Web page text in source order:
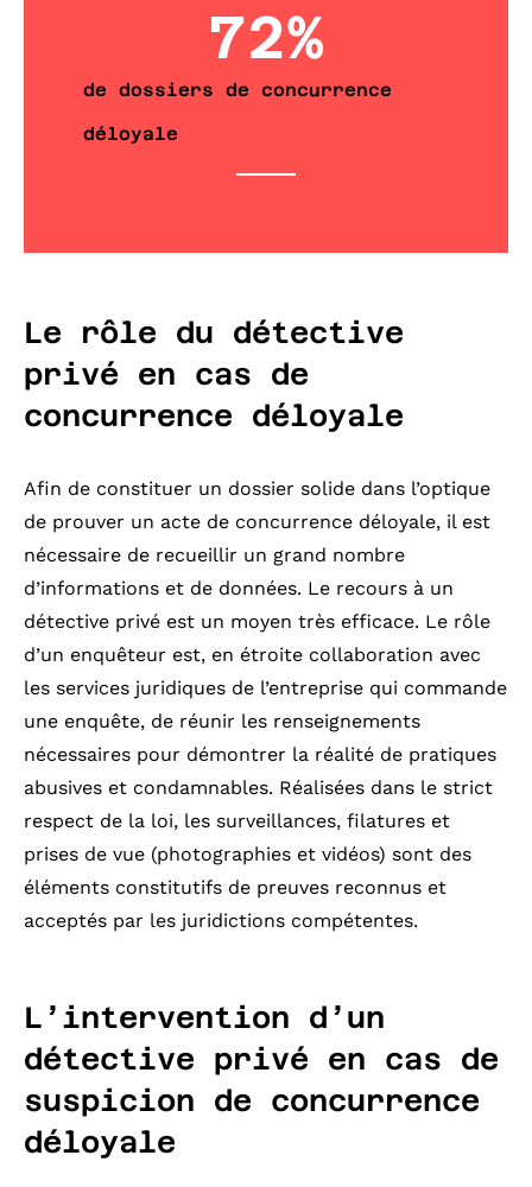
de dossiers de concurrence
déloyale
72%
Le rôle du détective
privé en cas de
concurrence déloyale
Afin de constituer un dossier solide dans l’optique
de prouver un acte de concurrence déloyale, il est
nécessaire de recueillir un grand nombre
d’informations et de données. Le recours à un
détective privé est un moyen très efficace. Le rôle
d’un enquêteur est, en étroite collaboration avec
les services juridiques de l’entreprise qui commande
une enquête, de réunir les renseignements
nécessaires pour démontrer la réalité de pratiques
abusives et condamnables. Réalisées dans le strict
respect de la loi, les surveillances, filatures et
prises de vue (photographies et vidéos) sont des
éléments constitutifs de preuves reconnus et
acceptés par les juridictions compétentes.
L’intervention d’un
détective privé en cas de
suspicion de concurrence
déloyale